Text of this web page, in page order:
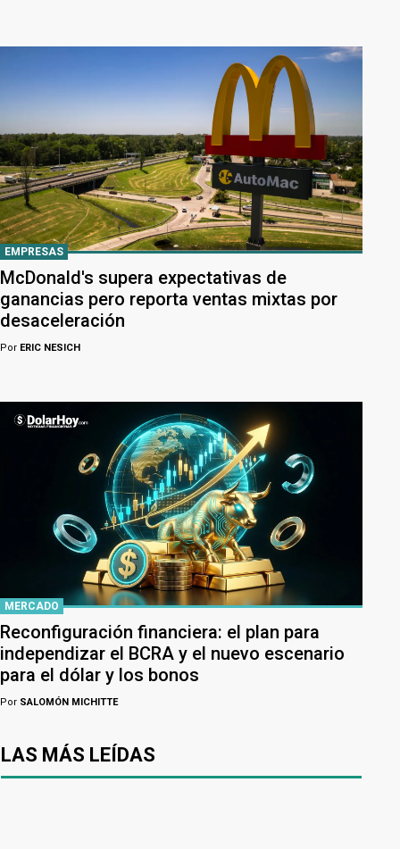
EMPRESAS
McDonald's supera expectativas de
ganancias pero reporta ventas mixtas por
desaceleración
Por ERIC NESICH
MERCADO
Reconfiguración financiera: el plan para
independizar el BCRA y el nuevo escenario
para el dólar y los bonos
Por SALOMÓN MICHITTE
LAS MÁS LEÍDAS